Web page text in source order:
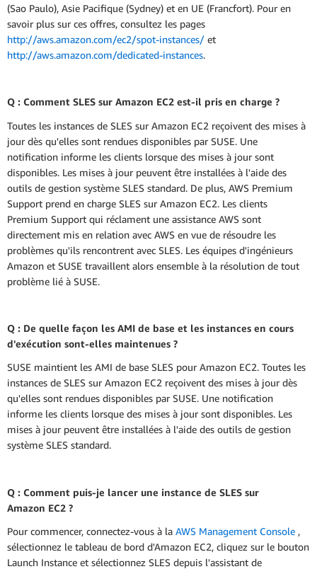
(Sao Paulo), Asie Pacifique (Sydney) et en UE (Francfort). Pour en
savoir plus sur ces offres, consultez les pages
http://aws.amazon.com/ec2/spot-instances/ et
http://aws.amazon.com/dedicated-instances.
Q : Comment SLES sur Amazon EC2 est-il pris en charge ?
Toutes les instances de SLES sur Amazon EC2 reçoivent des mises à
jour dès qu'elles sont rendues disponibles par SUSE. Une
notification informe les clients lorsque des mises à jour sont
disponibles. Les mises à jour peuvent être installées à l'aide des
outils de gestion système SLES standard. De plus, AWS Premium
Support prend en charge SLES sur Amazon EC2. Les clients
Premium Support qui réclament une assistance AWS sont
directement mis en relation avec AWS en vue de résoudre les
problèmes qu'ils rencontrent avec SLES. Les équipes d'ingénieurs
Amazon et SUSE travaillent alors ensemble à la résolution de tout
problème lié à SUSE.
Q : De quelle façon les AMI de base et les instances en cours
d'exécution sont-elles maintenues ?
SUSE maintient les AMI de base SLES pour Amazon EC2. Toutes les
instances de SLES sur Amazon EC2 reçoivent des mises à jour dès
qu'elles sont rendues disponibles par SUSE. Une notification
informe les clients lorsque des mises à jour sont disponibles. Les
mises à jour peuvent être installées à l'aide des outils de gestion
système SLES standard.
Q : Comment puis-je lancer une instance de SLES sur
Amazon EC2 ?
Pour commencer, connectez-vous à la AWS Management Console ,
sélectionnez le tableau de bord d'Amazon EC2, cliquez sur le bouton
Launch Instance et sélectionnez SLES depuis l'assistant de